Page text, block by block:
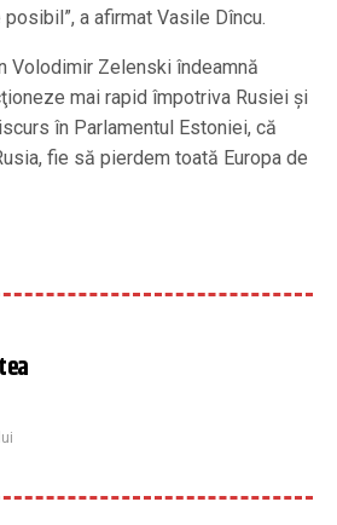
a afirmat Vasile Dîncu.
Volodimir Zelenski îndeamnă
mai rapid împotriva Rusiei şi
în Parlamentul Estoniei, că
fie să pierdem toată Europa de